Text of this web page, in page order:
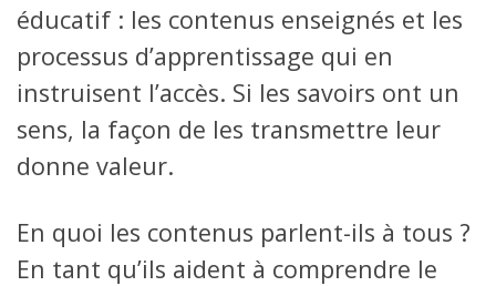
éducatif : les contenus enseignés et les
processus d’apprentissage qui en
instruisent l’accès. Si les savoirs ont un
sens, la façon de les transmettre leur
donne valeur.
En quoi les contenus parlent-ils à tous ?
En tant qu’ils aident à comprendre le